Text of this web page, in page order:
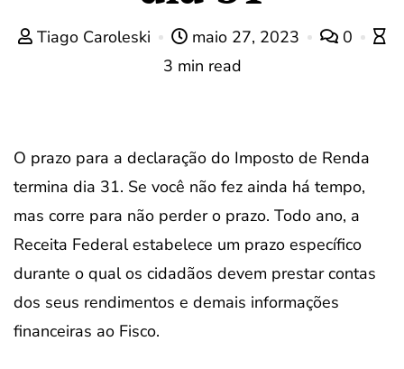
Tiago Caroleski maio 27, 2023
0
3 min read
O prazo para a declaração do Imposto de Renda
termina dia 31. Se você não fez ainda há tempo,
mas corre para não perder o prazo. Todo ano, a
Receita Federal estabelece um prazo específico
durante o qual os cidadãos devem prestar contas
dos seus rendimentos e demais informações
financeiras ao Fisco.